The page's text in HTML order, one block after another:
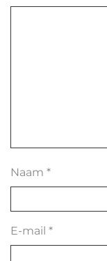
Naam *
E-mail *